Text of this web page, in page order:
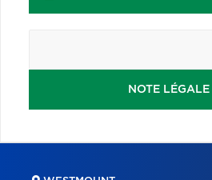
NOTE LÉGALE